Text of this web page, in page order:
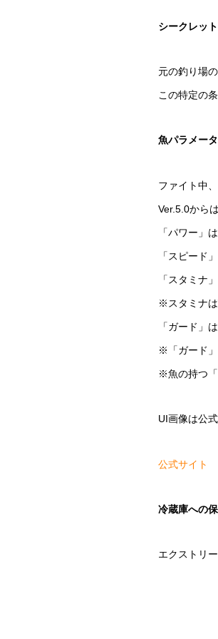
シークレッ
元の釣り場
この特定の
魚パラメー
ファイト中
Ver.5.0から
「パワー」
「スピード
「スタミナ
※スタミナは
「ガード」
※「ガード」
※魚の持つ「
UI画像は公
公式サイト
冷蔵庫への
エクストリ